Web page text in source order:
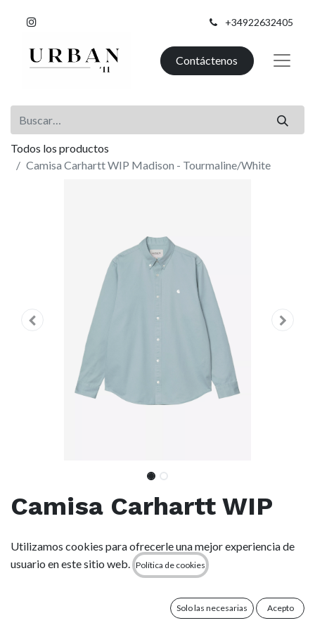
+34922632405
Contáctenos
Todos los productos
Camisa Carhartt WIP Madison - Tourmaline/White
Camisa Carhartt WIP
Madison -
Tourmaline/White
La L/S Madison Shirt es una camisa clásica con botones
Utilizamos cookies para ofrecerle una mejor experiencia de
usuario en este sitio web.
Política de cookies
Solo las necesarias Acepto